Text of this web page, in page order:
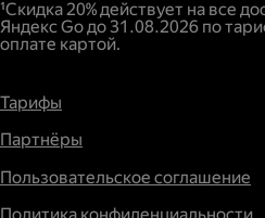
¹Скидка 20% действует на все
Яндекс Go до 31.08.2026 по
оплате картой.
Тарифы
Партнёры
Пользовательское соглашение
Политика конфиденциальности